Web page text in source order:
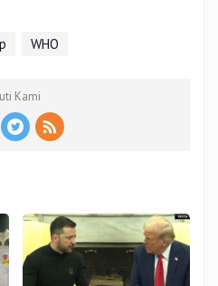
WHO
Kami